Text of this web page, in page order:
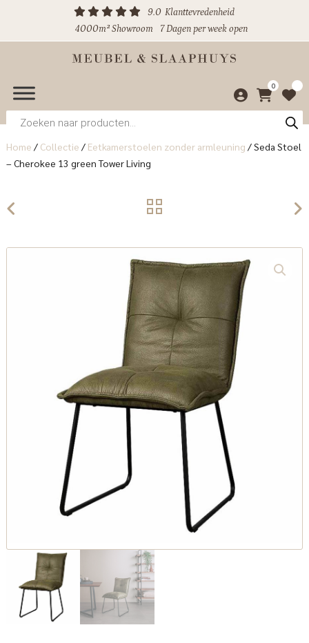
9.0 Klanttevredenheid
4000m² Showroom
7 Dagen per week open
0
Producten
zoeken
Home / Collectie / Eetkamerstoelen zonder armleuning /Seda Stoel
– Cherokee 13 green Tower Living